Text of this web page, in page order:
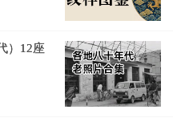
）12座